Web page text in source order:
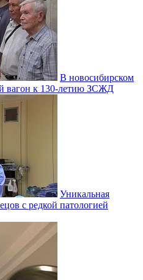
В новосибирском
вагон к 130-летию ЗСЖД
Уникальная
с редкой патологией